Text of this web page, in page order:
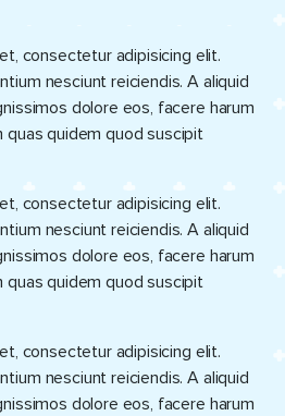
consectetur adipisicing elit.
nesciunt reiciendis. A aliquid
dolore eos, facere harum
quas quidem quod suscipit
consectetur adipisicing elit.
nesciunt reiciendis. A aliquid
dolore eos, facere harum
quas quidem quod suscipit
consectetur adipisicing elit.
nesciunt reiciendis. A aliquid
dolore eos, facere harum